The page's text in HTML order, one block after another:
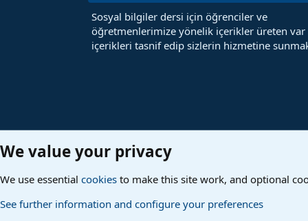
Sosyal bilgiler dersi için öğrenciler ve
öğretmenlerimize yönelik içerikler üreten var
içerikleri tasnif edip sizlerin hizmetine
We value your privacy
We use essential cookies to make this site work, and optional
See further information and configure your preferences